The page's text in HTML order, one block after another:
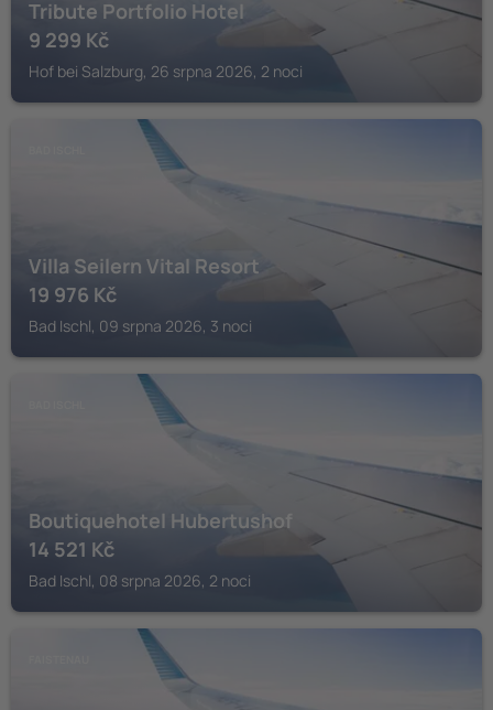
Tribute Portfolio Hotel
9 299 Kč
Hof bei Salzburg, 26 srpna 2026, 2 noci
Villa Seilern Vital Resort
19 976 Kč
Bad Ischl, 09 srpna 2026, 3 noci
Boutiquehotel Hubertushof
14 521 Kč
Bad Ischl, 08 srpna 2026, 2 noci